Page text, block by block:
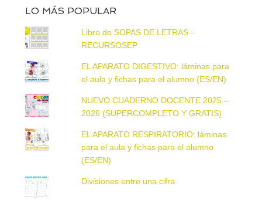
LO MÁS POPULAR
Libro de SOPAS DE LETRAS -
RECURSOSEP
EL APARATO DIGESTIVO: láminas para
el aula y fichas para el alumno (ES/EN)
NUEVO CUADERNO DOCENTE 2025 –
2026 (SUPERCOMPLETO Y GRATIS)
EL APARATO RESPIRATORIO: láminas
para el aula y fichas para el alumno
(ES/EN)
Divisiones entre una cifra